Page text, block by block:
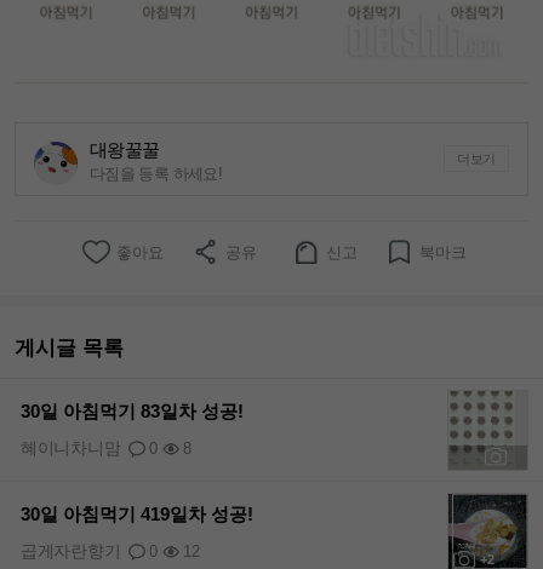
대왕꿀꿀
다짐을 등록 하세요!
더보기
좋아요 공유 신고 북마크
게시글 목록
30일 아침먹기 83일차 성공!
0 8
혜이니차니맘
+2
30일 아침먹기 419일차 성공!
0 12
곱게자란향기